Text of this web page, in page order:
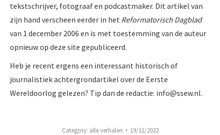
tekstschrijver, fotograaf en podcastmaker. Dit artikel van
zijn hand verscheen eerder in het Reformatorisch Dagblad
van 1 december 2006 en is met toestemming van de auteur
opnieuw op deze site gepubliceerd.
Heb je recent ergens een interessant historisch of
journalistiek achtergrondartikel over de Eerste
Wereldoorlog gelezen? Tip dan de redactie: info@ssew.nl.
Category: alle verhalen 19/11/2022